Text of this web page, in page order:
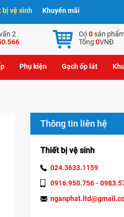
bị vệ sinh Khuyến mãi
2
Có0sản
Tổng:0VNĐ
Phụ kiện Gạch ốp lát
Thông tin liên hệ
Thiết bị vệ sinh
024.3633.1159
0916.950.756 -